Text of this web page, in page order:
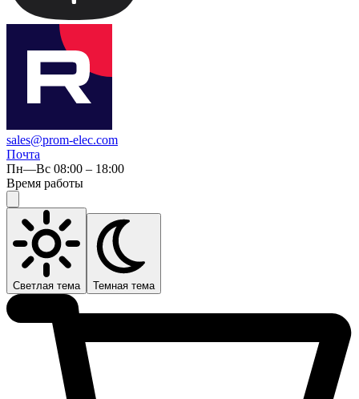
sales@prom-elec.com
Почта
Пн—Вс 08:00 – 18:00
Время работы
Светлая тема Темная тема